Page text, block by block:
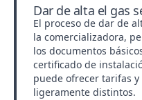
Dar de alta el gas
El proceso de dar de
la comercializadora,
los documentos
certificado de
puede ofrecer tarifas
ligeramente distintos.